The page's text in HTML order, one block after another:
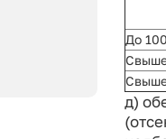
До 100
д)